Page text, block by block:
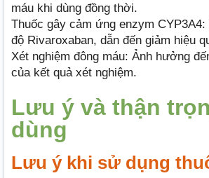
máu khi dùng đồng thời.
Thuốc gây cảm ứng enzym CYP3A4:
độ Rivaroxaban, dẫn đến giảm hiệu
Xét nghiệm đông máu: Ảnh hưởng
của kết quả xét nghiệm.
Lưu ý và thận
dùng
Lưu ý khi sử dụng